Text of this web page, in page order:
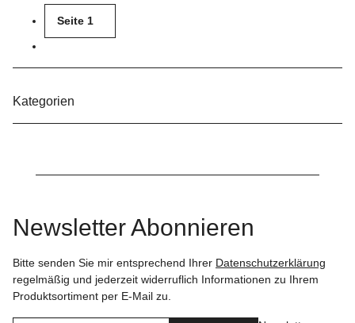
Seite 1
Kategorien
Newsletter Abonnieren
Bitte senden Sie mir entsprechend Ihrer Datenschutzerklärung
regelmäßig und jederzeit widerruflich Informationen zu Ihrem
Produktsortiment per E-Mail zu.